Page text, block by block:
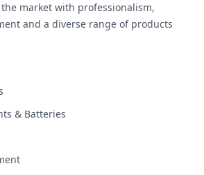
market with professionalism,
and a diverse range of products
& Batteries